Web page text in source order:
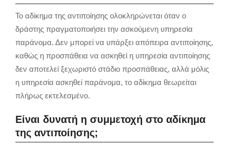
Το αδίκημα της αντιποίησης ολοκληρώνεται όταν ο
δράστης πραγματοποιήσει την ασκούμενη υπηρεσία
παράνομα. Δεν μπορεί να υπάρξει απόπειρα αντιποίησης,
καθώς η προσπάθεια να ασκηθεί η υπηρεσία αντιποίησης
δεν αποτελεί ξεχωριστό στάδιο προσπάθειας, αλλά μόλις
η υπηρεσία ασκηθεί παράνομα, το αδίκημα θεωρείται
πλήρως εκτελεσμένο.
Είναι δυνατή η συμμετοχή στο αδίκημα
της αντιποίησης;